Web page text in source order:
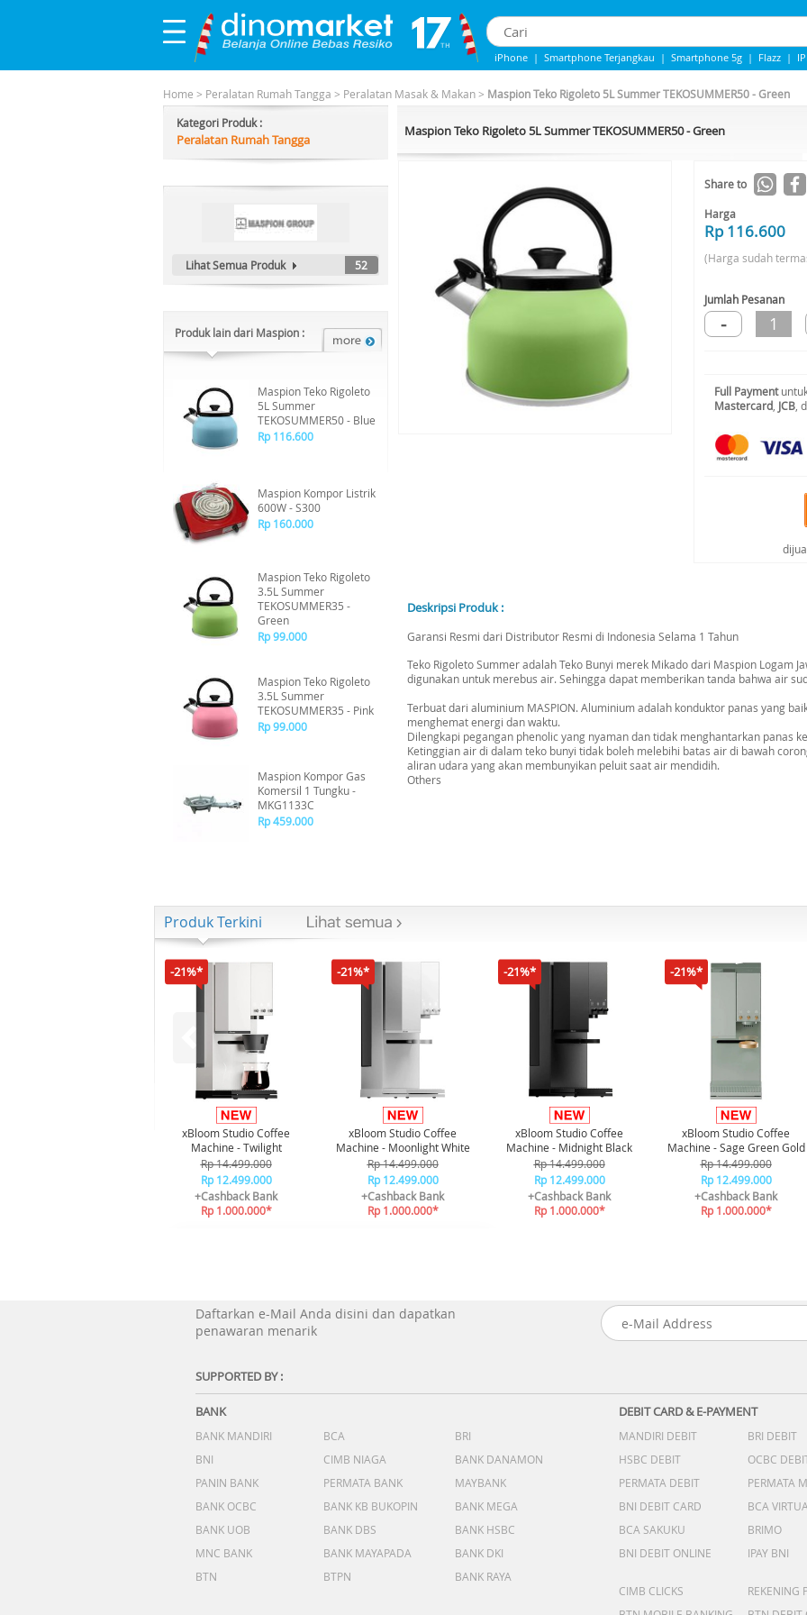
iPhone | Smartphone Terjangkau | Smartphone 5g | Flazz |
Home > Peralatan Rumah Tangga > Peralatan Masak & Makan> Maspion Teko Rigoleto 5L Summer TEKOSUMMER50 - Green
Kategori Produk :
Peralatan Rumah Tangga
Lihat Semua Produk 52
Produk lain dari Maspion :
Maspion Teko Rigoleto
5L Summer
TEKOSUMMER50 - Blue
Rp 116.600
Maspion Kompor Listrik
600W - S300
Rp 160.000
Maspion Teko Rigoleto
3.5L Summer
TEKOSUMMER35 -
Green
Rp 99.000
Maspion Teko Rigoleto
3.5L Summer
TEKOSUMMER35 - Pink
Rp 99.000
Maspion Kompor Gas
Komersil 1 Tungku -
MKG1133C
Rp 459.000
Maspion Teko Rigoleto 5L Summer TEKOSUMMER50 - Green
Share to
Harga
Rp 116.600
(Harga sudah
Jumlah Pesanan
- 1
Full Payment
Mastercard JCB ,
Deskripsi Produk :
Garansi Resmi dari Distributor Resmi di Indonesia Selama 1 Tahun
Teko Rigoleto Summer adalah Teko Bunyi merek Mikado dari Maspion Logam
digunakan untuk merebus air. Sehingga dapat memberikan tanda bahwa air
Terbuat dari aluminium MASPION. Aluminium adalah konduktor panas yang
menghemat energi dan waktu.
Dilengkapi pegangan phenolic yang nyaman dan tidak menghantarkan panas
Ketinggian air di dalam teko bunyi tidak boleh melebihi batas air di bawah
aliran udara yang akan membunyikan peluit saat air mendidih.
Others
Produk Terkini
-21%*
xBloom Studio Coffee
Machine - Twilight
Rp 14.499.000
Rp 12.499.000
+Cashback Bank
Rp 1.000.000*
-21%*
xBloom Studio Coffee
Machine - Moonlight White
Rp 14.499.000
Rp 12.499.000
+Cashback Bank
Rp 1.000.000*
-21%*
xBloom Studio Coffee
Machine - Midnight Black
Rp 14.499.000
Rp 12.499.000
+Cashback Bank
Rp 1.000.000*
-21%*
xBloom Studio Coffee
Machine - Sage Green Gold
Rp 14.499.000
Rp 12.499.000
+Cashback Bank
Rp 1.000.000*
Daftarkan e-Mail Anda disini dan dapatkan
penawaran menarik
SUPPORTED BY :
BANK
BANK MANDIRI BCA
BRI
BNI
CIMB NIAGA
BANK DANAMON
PANIN BANK
PERMATA BANK
MAYBANK
BANK OCBC
BANK KB BUKOPIN
BANK MEGA
BANK UOB
BANK DBS
BANK HSBC
MNC BANK
BANK MAYAPADA
BANK DKI
BTN
BTPN BANK RAYA
DEBIT CARD & E-PAYMENT
MANDIRI DEBIT BRI DEBIT
HSBC DEBIT
OCBC
PERMATA DEBIT
PERMATA
BNI DEBIT CARD
BCA
BCA SAKUKU
BRIMO
BNI DEBIT ONLINE
IPAY BNI
CIMB CLICKS
REKENING